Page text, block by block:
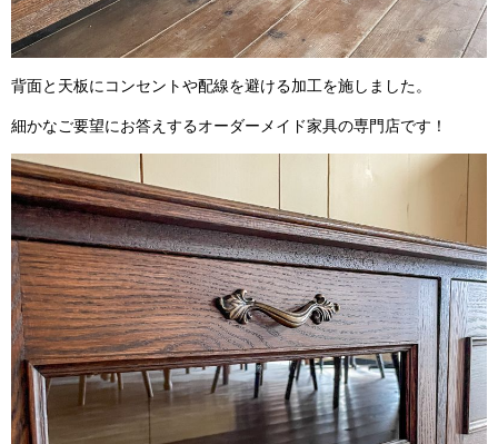
背面と天板にコンセントや配線を避ける加工を施しました。
細かなご要望にお答えするオーダーメイド家具の専門店です！